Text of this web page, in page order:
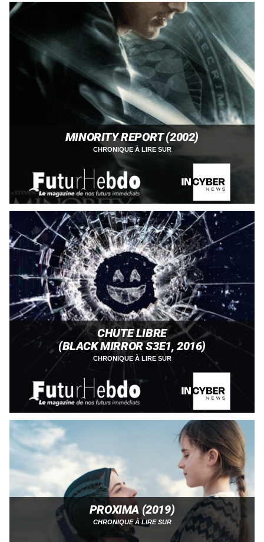
MINORITY REPORT (2002)
CHRONIQUE À LIRE SUR
CHUTE LIBRE
(BLACK MIRROR S3E1, 2016)
CHRONIQUE À LIRE SUR
PROXIMA (2019)
CHRONIQUE À LIRE SUR